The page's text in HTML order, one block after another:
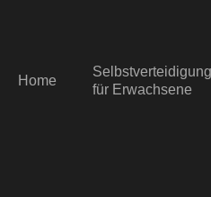
Home
Selbst­verteidigung
für Erwachsene